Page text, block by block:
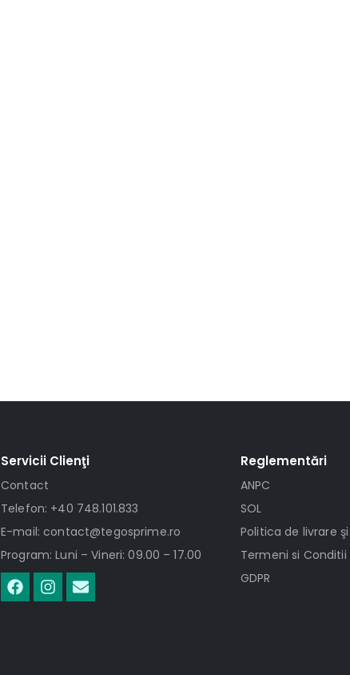
Servicii Clienţi
Contact
Telefon: +40 748.101.833
E-mail: contact@tegosprime.ro
Program: Luni – Vineri: 09.00 – 17.00
Reglementări
ANPC
SOL
Politica de livrare
Termeni si Conditii
GDPR